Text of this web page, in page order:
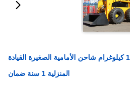
التهوية المغلقة للصندوق 1000 كيلوغرام شاحن الأمامية الصغيرة القيادة
المنزلية 1 سنة ضمان